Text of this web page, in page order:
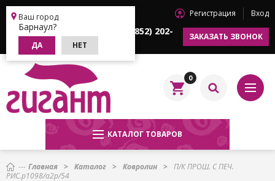
Барнаул
Ваш город
Барнаул?
ДА НЕТ
Регистрация Вход
+7 (3852) 202-
622
+7 (3852) 202-
ЗАКАЗАТЬ ЗВОНОК
0
КАТАЛОГ ТОВАРОВ
Главная Каталог Ковролин
П/К ПРОШ. С ПЕЧ.
РИС.р1098/а2р/54